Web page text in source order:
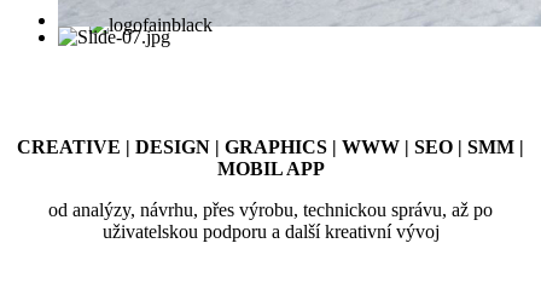
CREATIVE | DESIGN | GRAPHICS | WWW | SEO | SMM |
MOBIL APP
od analýzy, návrhu, přes výrobu, technickou správu, až po
uživatelskou podporu a další kreativní vývoj